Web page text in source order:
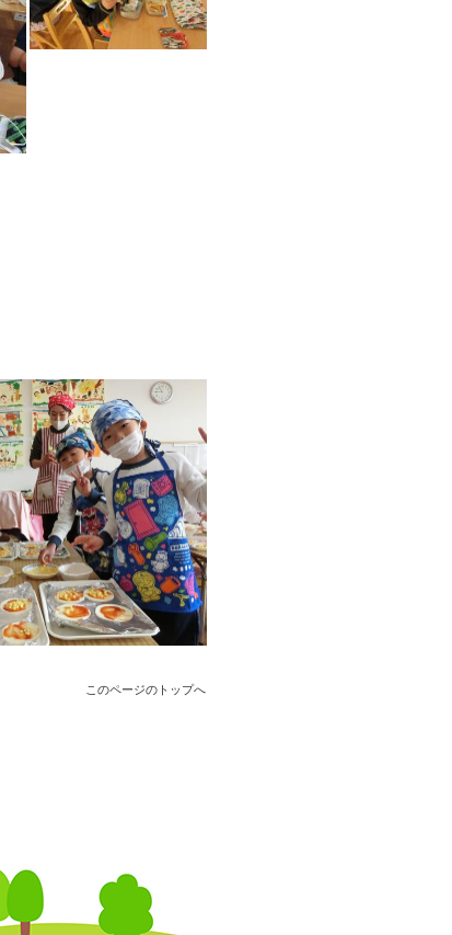
このページのトップへ